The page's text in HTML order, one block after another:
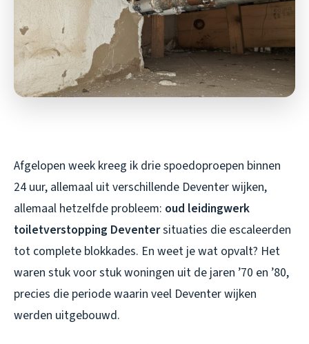
Afgelopen week kreeg ik drie spoedoproepen binnen
24 uur, allemaal uit verschillende Deventer wijken,
allemaal hetzelfde probleem: oud leidingwerk
toiletverstopping Deventersituaties die escaleerden
tot complete blokkades. En weet je wat opvalt? Het
waren stuk voor stuk woningen uit de jaren ’70 en ’80,
precies die periode waarin veel Deventer wijken
werden uitgebouwd.